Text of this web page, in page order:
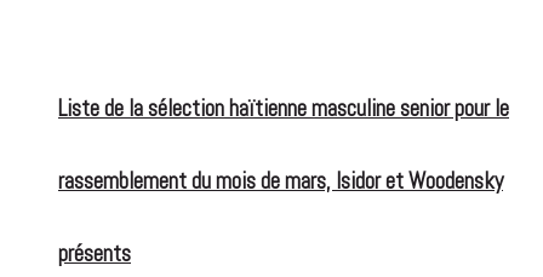
Liste de la sélection haïtienne masculine senior pour le
rassemblement du mois de mars, Isidor et Woodensky
présents